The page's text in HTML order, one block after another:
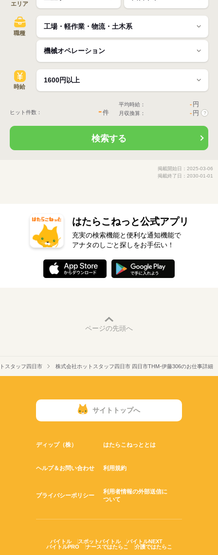
エリア
職種
時給
ヒット件数： -件
平均時給： - 円
月収換算： - 円 ?
検索する
掲載開始日：2025-03-06
掲載終了日：2030-01-01
はたらこねっと公式アプリ
充実の検索機能と便利な通知機能で
アナタのしごと探しをお手伝い！
ページの先頭へ
スタッフ四日市 株式会社ホットスタッフ四日市 四日市THM-伊藤306のお仕事詳細
サイトトップへ
ディップ（株） はたらこねっととは
ヘルプ＆お問い合わせ 利用規約
プライバシーポリシー
利用者情報の外部送信に
ついて
バイトル スポットバイトル
バイトルNEXT
バイトルPRO
ナースではたらこ 介護ではたらこ